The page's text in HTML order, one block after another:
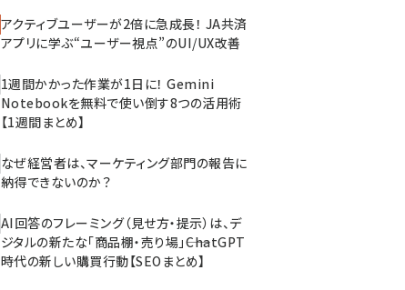
アクティブユーザーが2倍に急成長！ JA共済
アプリに学ぶ“ユーザー視点”のUI/UX改善
1週間かかった作業が1日に！ Gemini
Notebookを無料で使い倒す8つの活用術
【1週間まとめ】
なぜ経営者は、マーケティング部門の報告に
納得できないのか？
AI回答のフレーミング（見せ方・提示）は、デ
ジタルの新たな「商品棚・売り場」――ChatGPT
時代の新しい購買行動【SEOまとめ】